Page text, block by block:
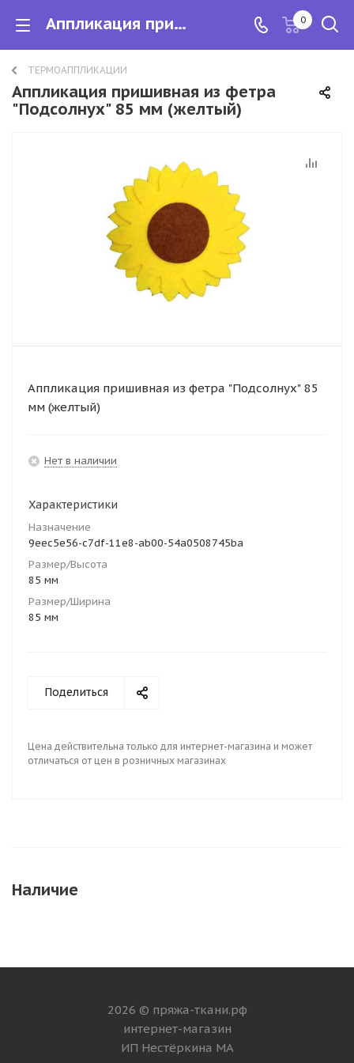
Аппликация пришивная из фетра "Подсолнух" 85 мм (желтый) 0
ТЕРМОАППЛИКАЦИИ
Аппликация пришивная из фетра
"Подсолнух" 85 мм (желтый)
Аппликация пришивная из фетра "Подсолнух" 85
мм (желтый)
Нет в наличии
Характеристики
Назначение
9eec5e56-c7df-11e8-ab00-54a0508745ba
Размер/Высота
85 мм
Размер/Ширина
85 мм
Поделиться
Цена действительна только для интернет-магазина и может
отличаться от цен в розничных магазинах
Наличие
2026 © пряжа-ткани.рф
интернет-магазин
ИП Нестёркина МА